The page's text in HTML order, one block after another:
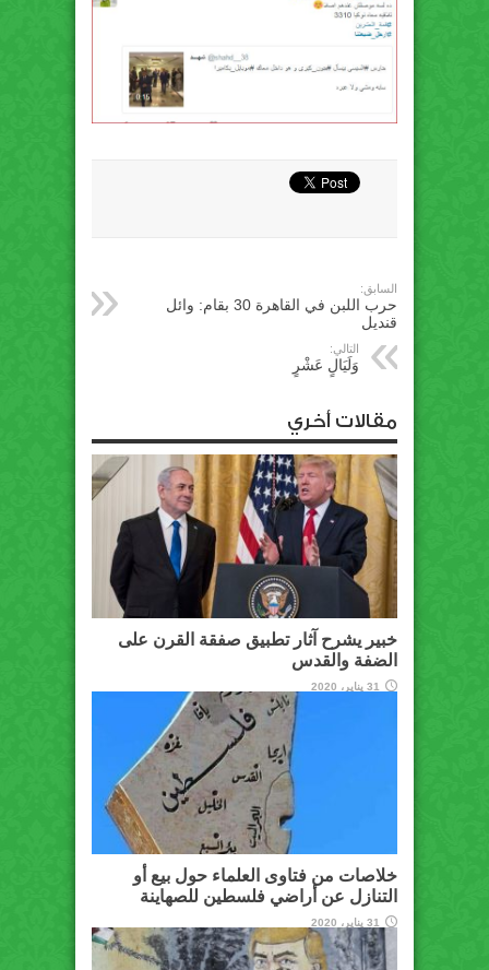
السابق:
حرب اللبن في القاهرة 30 بقام: وائل
قنديل
التالي:
وَلَيَالٍ عَشْرٍ
مقالات أخري
خبير يشرح آثار تطبيق صفقة القرن على
الضفة والقدس
31 يناير، 2020
خلاصات من فتاوى العلماء حول بيع أو
التنازل عن أراضي فلسطين للصهاينة
31 يناير، 2020